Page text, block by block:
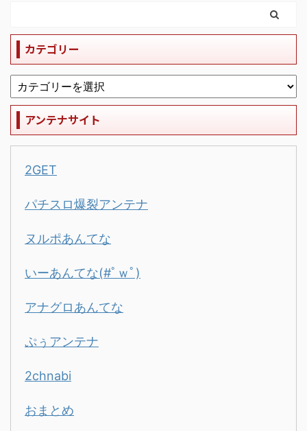
カテゴリー
アンテナサイト
2GET
パチスロ爆裂アンテナ
ヌルポあんてな
いーあんてな(#ﾟｗﾟ)
アナグロあんてな
ぷぅアンテナ
2chnabi
おまとめ